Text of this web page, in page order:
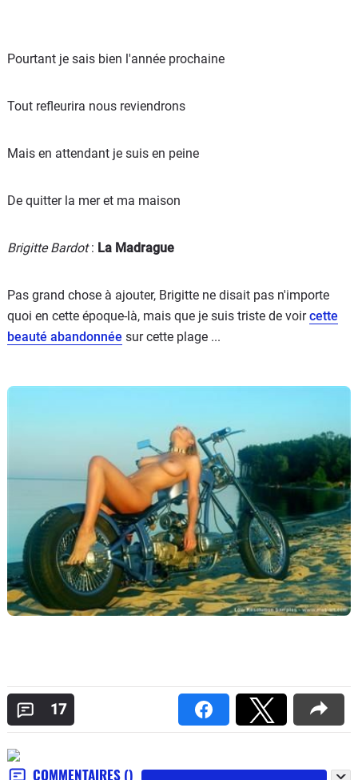
Pourtant je sais bien l'année prochaine
Tout refleurira nous reviendrons
Mais en attendant je suis en peine
De quitter la mer et ma maison
Brigitte Bardot: La Madrague
Pas grand chose à ajouter, Brigitte ne disait pas n'importe
quoi en cette époque-là, mais que je suis triste de voircette
beauté abandonnée sur cette plage ...
17
COMMENTAIRES ()